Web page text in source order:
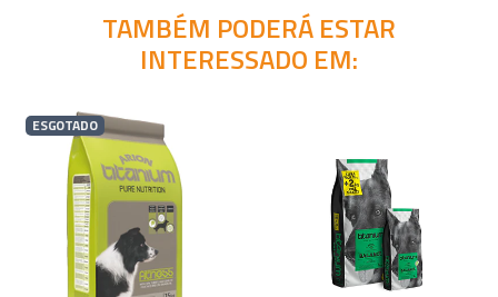
TAMBÉM PODERÁ ESTAR
INTERESSADO EM:
ESGOTADO